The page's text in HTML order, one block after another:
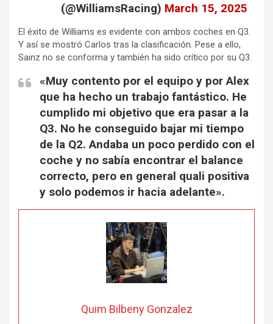
(@WilliamsRacing) March 15, 2025
El éxito de Williams es evidente con ambos coches en Q3.
Y así se mostró Carlos tras la clasificación. Pese a ello,
Sainz no se conforma y también ha sido crítico por su Q3.
«Muy contento por el equipo y por Alex
que ha hecho un trabajo fantástico. He
cumplido mi objetivo que era pasar a la
Q3. No he conseguido bajar mi tiempo
de la Q2. Andaba un poco perdido con el
coche y no sabía encontrar el balance
correcto, pero en general quali positiva
y solo podemos ir hacia adelante».
Quim Bilbeny Gonzalez